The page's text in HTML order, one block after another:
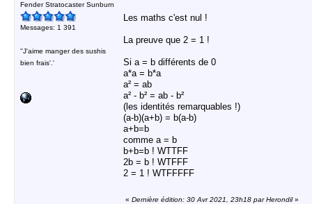
Fender Stratocaster Sunburn
Messages: 1 391
''J'aime manger des sushis
bien frais'.'
Les maths c'est nul !
La preuve que 2 = 1 !
Si a = b différents de 0
a*a = b*a
a² = ab
a² - b² = ab - b²
(les identités remarquables !)
(a-b)(a+b) = b(a-b)
a+b=b
comme a = b
b+b=b ! WTTFF
2b = b ! WTFFF
2 = 1 ! WTFFFFF
« Dernière édition: 30 Avr 2021, 23h18 par Herondil»